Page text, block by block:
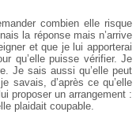
combien elle risque
la réponse mais n’arrive
et que je lui apporterai
qu’elle puisse vérifier. Je
Je sais aussi qu’elle peut
savais, d’après ce qu’elle
proposer un arrangement :
plaidait coupable.